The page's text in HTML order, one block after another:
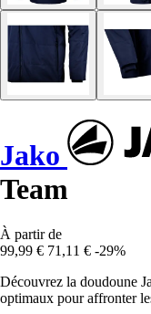
Jako
Team
À partir de
99,99 € 71,11 € -29%
Découvrez la doudoune
optimaux pour affronter